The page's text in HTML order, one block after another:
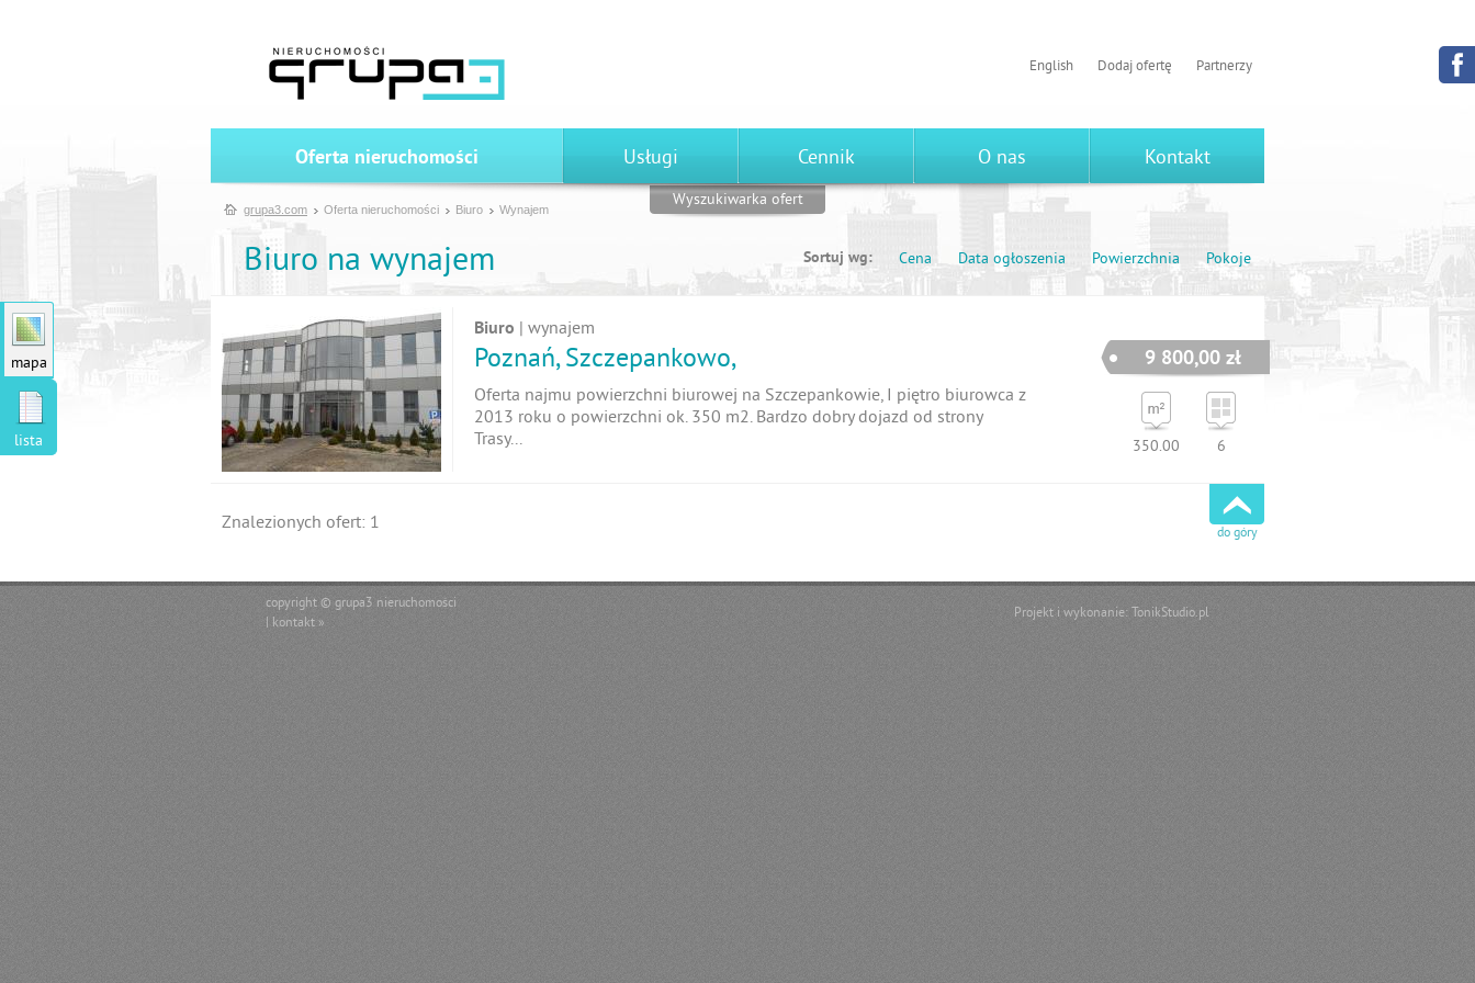
English Dodaj ofertę Partnerzy
Oferta nieruchomości Usługi Cennik O nas Kontakt
Wyszukiwarka ofert
mapa
lista
grupa3.com Oferta nieruchomości Biuro Wynajem
Biuro na wynajem Sortuj wg: Cena Data ogłoszenia Powierzchnia Pokoje
Biuro | wynajem
Poznań, Szczepankowo,
Oferta najmu powierzchni biurowej na Szczepankowie, I piętro biurowca z
2013 roku o powierzchni ok. 350 m2. Bardzo dobry dojazd od strony
Trasy...
9 800,00 zł
6
350.00
Znalezionych ofert: 1 do góry
copyright © grupa3 nieruchomości
| kontakt »
Projekt i wykonanie: TonikStudio.pl